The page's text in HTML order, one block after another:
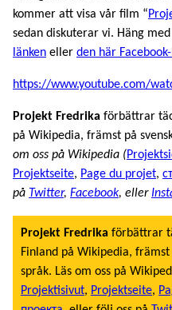
kommer att visa vår film “
sedan diskuterar vi. Häng
länken eller den här
https://www.youtube.com/
Projekt Fredrika förbättrar
på Wikipedia, främst på
om oss på Wikipedia (
Projektseite, Page du projet,
på Twitter, Facebook, eller
Projekt Fredrika förbättrar
Finland på Wikipedia, främst
språk. Läs om oss på
Projektisivut, Projektseite,